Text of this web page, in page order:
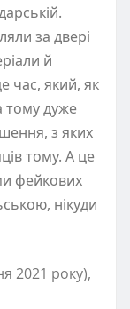
за двері
й
час, який, як
тому дуже
з яких
тому. А це
фейкових
нікуди
2021 року),